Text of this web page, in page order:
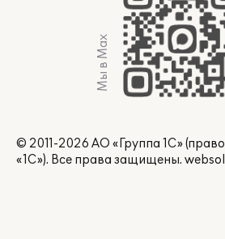
Мы в Max
© 2011-2026 АО «Группа 1С»
«1С»). Все права защищены.